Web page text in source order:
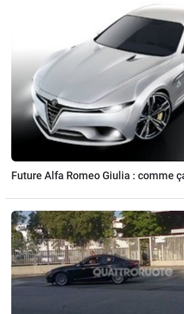
Future Alfa Romeo Giulia : comme